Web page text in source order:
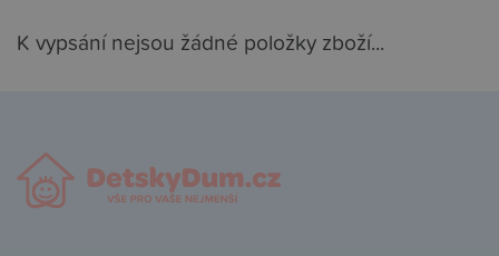
K vypsání nejsou žádné položky zboží...